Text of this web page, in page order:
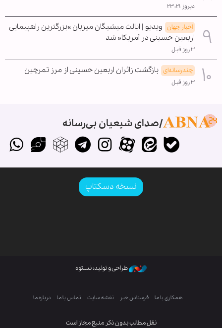
دیروز ۲۳:۲۱
اخبار جهان ویدیو | ایالت میشیگان میزبان »بزرگترین راهپیمایی
اربعین حسینی در آمریکا« شد
۳ روز قبل
چندرسانه‌ای بازگشت زائران اربعین حسینی از مرز تمرچین
۳ روز قبل
صدای شیعیان بی‌رسانه
نسخه دسکتاپ
نقل مطالب بدون ذکر منبع مجاز است
طراحی و تولید: نستوه
همکاری با ما فرستادن خبر نقشه سایت تماس با ما درباره ما